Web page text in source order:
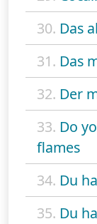
30. Das
31. Das
32. Der
33. Do
flames
34. Du
35. Du